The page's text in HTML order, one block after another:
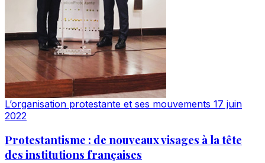
L’organisation protestante et ses mouvements 17 juin
2022
Protestantisme : de nouveaux visages à la tête
des institutions françaises